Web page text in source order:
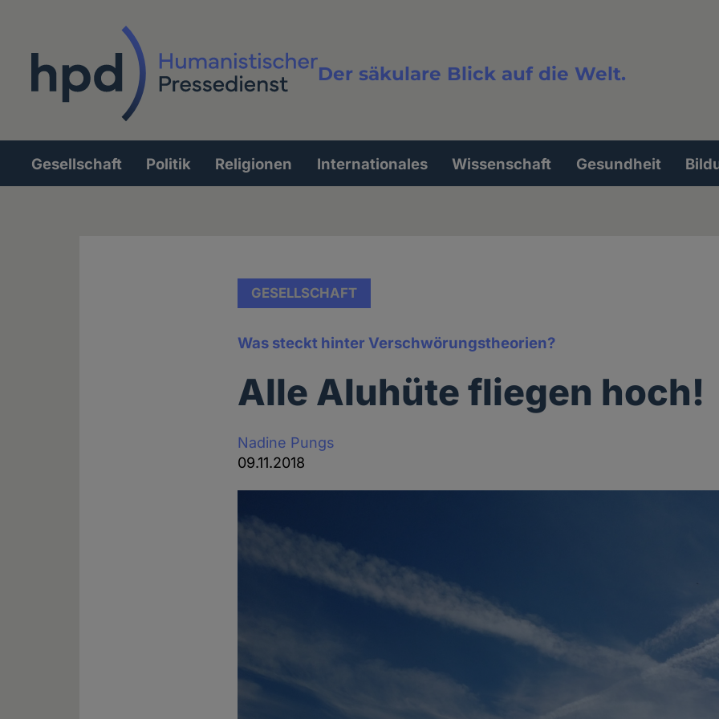
Der säkulare Blick auf die Welt.
Volltextsuche
Hauptnavigation
Gesellschaft Politik Religionen Internationales Wissenschaft Gesundheit
GESELLSCHAFT
Was steckt hinter Verschwörungstheorien?
Alle Aluhüte fliegen hoch!
Nadine Pungs
09.11.2018